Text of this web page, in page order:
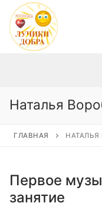
Перейти
содержимому
Наталья
ГЛАВНАЯ НАТАЛЬЯ
Первое
занятие